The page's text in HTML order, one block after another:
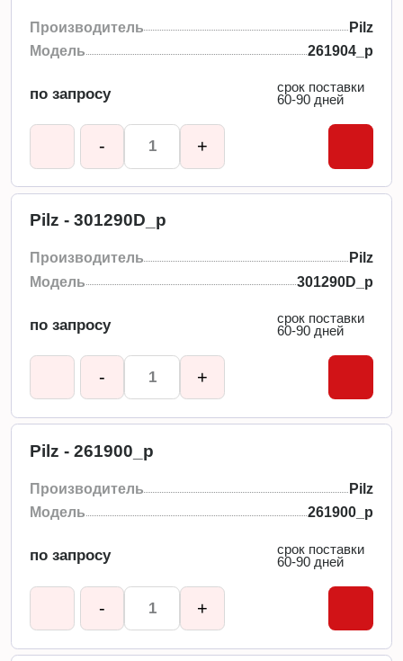
Производитель
Pilz
Модель
261904_p
по запросу
срок поставки
60-90 дней
- +
Pilz - 301290D_p
Производитель
Pilz
Модель
301290D_p
по запросу
срок поставки
60-90 дней
- +
Pilz - 261900_p
Производитель
Pilz
Модель
261900_p
по запросу
срок поставки
60-90 дней
- +